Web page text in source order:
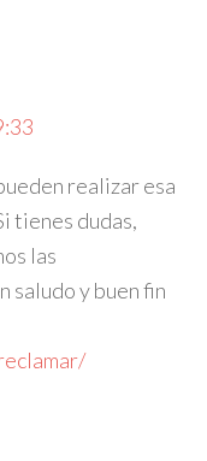
realizar esa
tienes dudas,
las
saludo y buen fin